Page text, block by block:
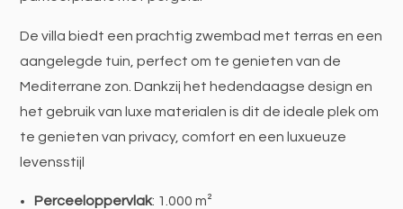
De villa biedt een prachtig zwembad met terras en een
aangelegde tuin, perfect om te genieten van de
Mediterrane zon. Dankzij het hedendaagse design en
het gebruik van luxe materialen is dit de ideale plek om
te genieten van privacy, comfort en een luxueuze
levensstijl
Perceeloppervlak: 1.000 m²